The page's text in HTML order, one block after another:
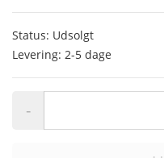
Status: Udsolgt
Levering: 2-5 dage
-